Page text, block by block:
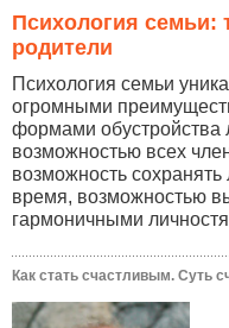
Психология семьи:
родители
Психология семьи
огромными
формами
возможностью всех
возможность
время, возможностью
гармоничными
Как стать счастливым. Суть